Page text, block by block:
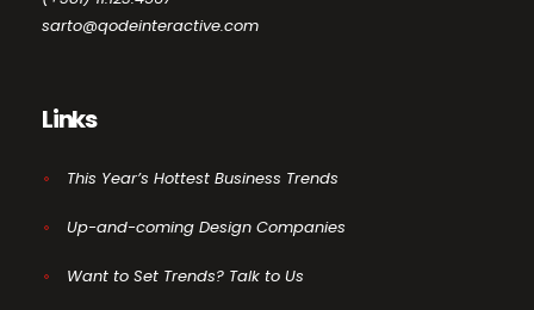
sarto@qodeinteractive.com
Links
This Year’s Hottest Business Trends
Up-and-coming Design Companies
Want to Set Trends? Talk to Us